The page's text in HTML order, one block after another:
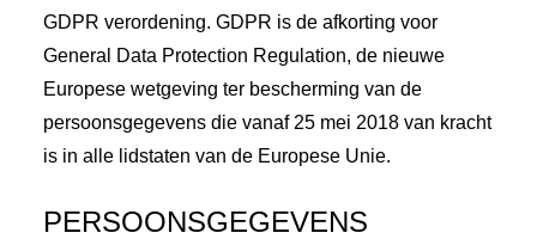
GDPR verordening. GDPR is de afkorting voor
General Data Protection Regulation, de nieuwe
Europese wetgeving ter bescherming van de
persoonsgegevens die vanaf 25 mei 2018 van kracht
is in alle lidstaten van de Europese Unie.
PERSOONSGEGEVENS